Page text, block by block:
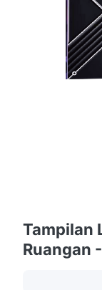
Tampilan
Ruangan